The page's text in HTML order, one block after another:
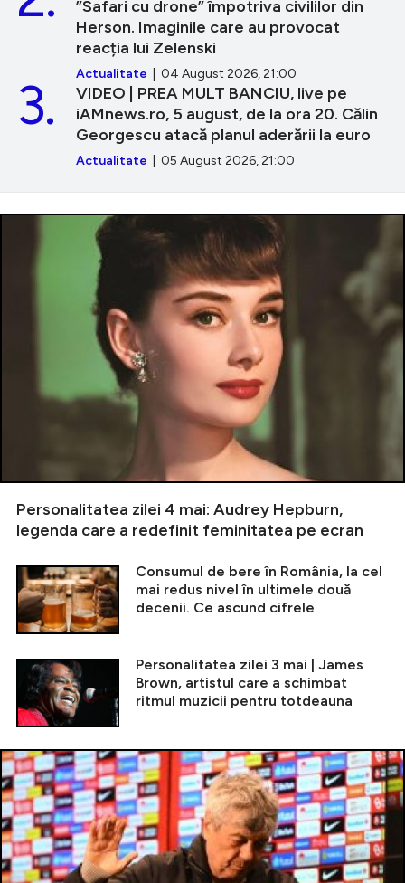
”Safari cu drone” împotriva civililor din
Herson. Imaginile care au provocat
reacția lui Zelenski
Actualitate | 04 August 2026, 21:00
VIDEO | PREA MULT BANCIU, live pe
iAMnews.ro, 5 august, de la ora 20. Călin
Georgescu atacă planul aderării la euro
Actualitate | 05 August 2026, 21:00
3.
Personalitatea zilei 4 mai: Audrey Hepburn,
legenda care a redefinit feminitatea pe ecran
Consumul de bere în România, la cel
mai redus nivel în ultimele două
decenii. Ce ascund cifrele
Personalitatea zilei 3 mai | James
Brown, artistul care a schimbat
ritmul muzicii pentru totdeauna